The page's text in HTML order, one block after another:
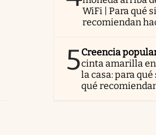
WiFi | Para qué
recomiendan
5Creencia
cinta amarilla
la casa: para
qué